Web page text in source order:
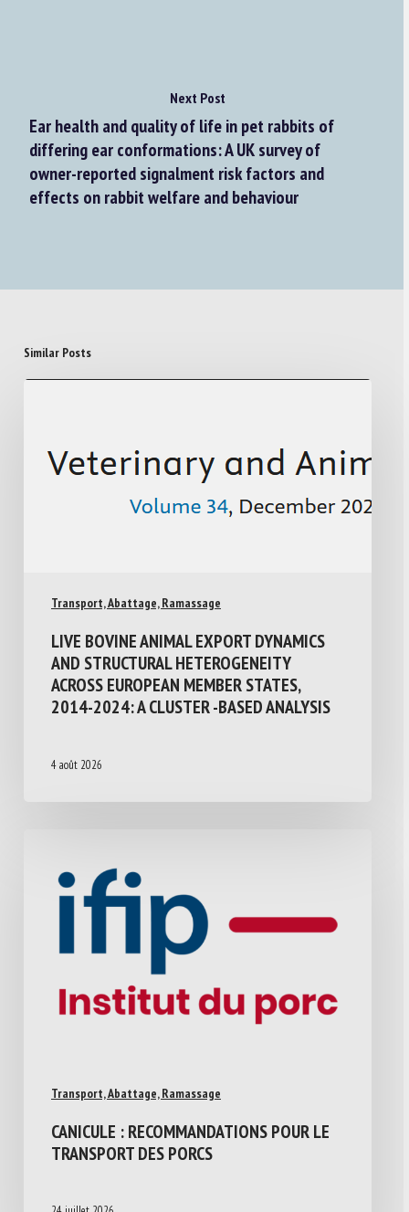
Next Post
Ear health and quality of life in pet rabbits of
differing ear conformations: A UK survey of
owner-reported signalment risk factors and
effects on rabbit welfare and behaviour
Similar Posts
Transport, Abattage, Ramassage
LIVE BOVINE ANIMAL EXPORT DYNAMICS
AND STRUCTURAL HETEROGENEITY
ACROSS EUROPEAN MEMBER STATES,
2014-2024: A CLUSTER -BASED ANALYSIS
4 août 2026
Transport, Abattage, Ramassage
CANICULE : RECOMMANDATIONS POUR LE
TRANSPORT DES PORCS